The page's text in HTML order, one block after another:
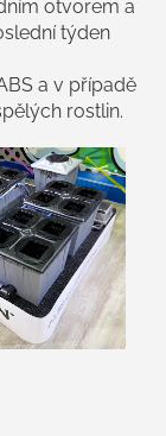
otvorem a
týden
a v případě
rostlin.